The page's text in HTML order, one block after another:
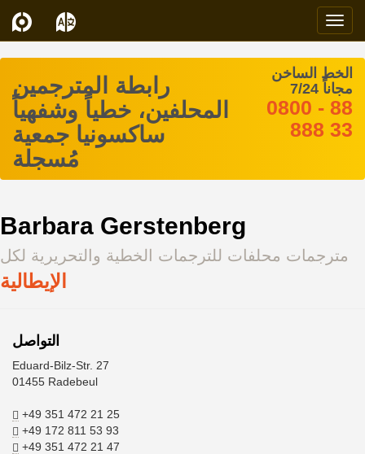
رابطة المترجمين
المحلفين، خطياً وشفهياً
ساكسونيا جمعية
مُسجلة
الخط الساخن
مجاناً 7/24
0800 - 88
888 33
Barbara Gerstenberg
مترجمات محلفات للترجمات الخطية والتحريرية لكل
الإيطالية
التواصل
Eduard-Bilz-Str. 27
01455 Radebeul
+49 351 472 21 25
+49 172 811 53 93
+49 351 472 21 47